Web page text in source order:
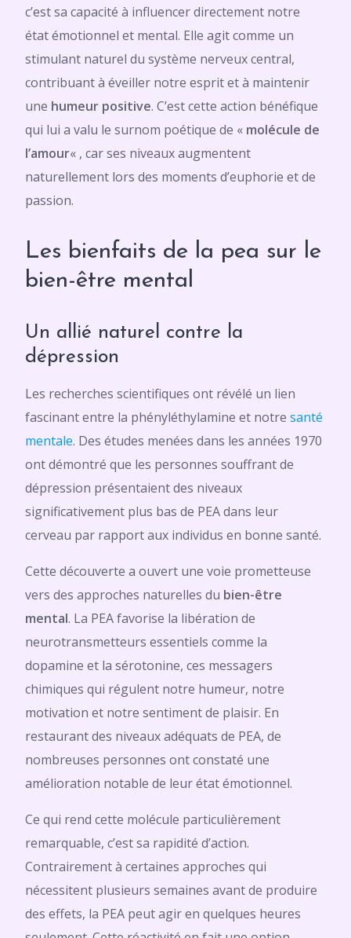
c’est sa capacité à influencer directement notre
état émotionnel et mental. Elle agit comme un
stimulant naturel du système nerveux central,
contribuant à éveiller notre esprit et à maintenir
une humeur positive. C’est cette action bénéfique
qui lui a valu le surnom poétique de « molécule de
l’amour« , car ses niveaux augmentent
naturellement lors des moments d’euphorie et de
passion.
Les bienfaits de la pea sur le
bien-être mental
Un allié naturel contre la
dépression
Les recherches scientifiques ont révélé un lien
fascinant entre la phényléthylamine et notre santé
mentale. Des études menées dans les années 1970
ont démontré que les personnes souffrant de
dépression présentaient des niveaux
significativement plus bas de PEA dans leur
cerveau par rapport aux individus en bonne santé.
Cette découverte a ouvert une voie prometteuse
vers des approches naturelles du bien-être
mental. La PEA favorise la libération de
neurotransmetteurs essentiels comme la
dopamine et la sérotonine, ces messagers
chimiques qui régulent notre humeur, notre
motivation et notre sentiment de plaisir. En
restaurant des niveaux adéquats de PEA, de
nombreuses personnes ont constaté une
amélioration notable de leur état émotionnel.
Ce qui rend cette molécule particulièrement
remarquable, c’est sa rapidité d’action.
Contrairement à certaines approches qui
nécessitent plusieurs semaines avant de produire
des effets, la PEA peut agir en quelques heures